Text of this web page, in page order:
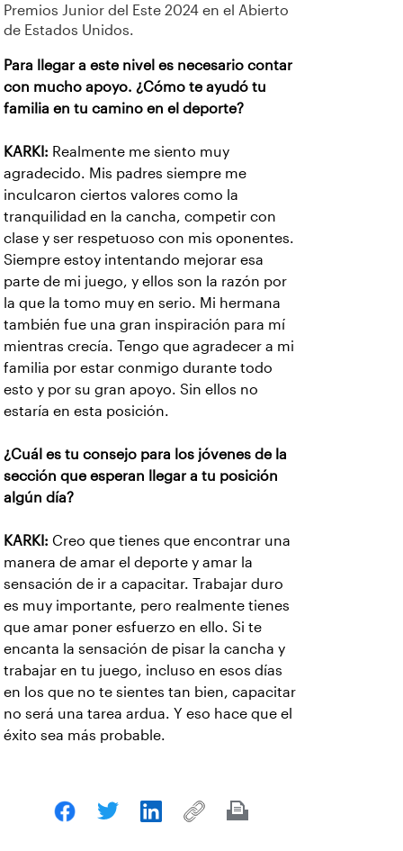
Premios Junior del Este 2024 en el Abierto
de Estados Unidos.
Para llegar a este nivel es necesario contar
con mucho apoyo. ¿Cómo te ayudó tu
familia en tu camino en el deporte?
KARKI: Realmente me siento muy
agradecido. Mis padres siempre me
inculcaron ciertos valores como la
tranquilidad en la cancha, competir con
clase y ser respetuoso con mis oponentes.
Siempre estoy intentando mejorar esa
parte de mi juego, y ellos son la razón por
la que la tomo muy en serio. Mi hermana
también fue una gran inspiración para mí
mientras crecía. Tengo que agradecer a mi
familia por estar conmigo durante todo
esto y por su gran apoyo. Sin ellos no
estaría en esta posición.
¿Cuál es tu consejo para los jóvenes de la
sección que esperan llegar a tu posición
algún día?
KARKI: Creo que tienes que encontrar una
manera de amar el deporte y amar la
sensación de ir a capacitar. Trabajar duro
es muy importante, pero realmente tienes
que amar poner esfuerzo en ello. Si te
encanta la sensación de pisar la cancha y
trabajar en tu juego, incluso en esos días
en los que no te sientes tan bien, capacitar
no será una tarea ardua. Y eso hace que el
éxito sea más probable.